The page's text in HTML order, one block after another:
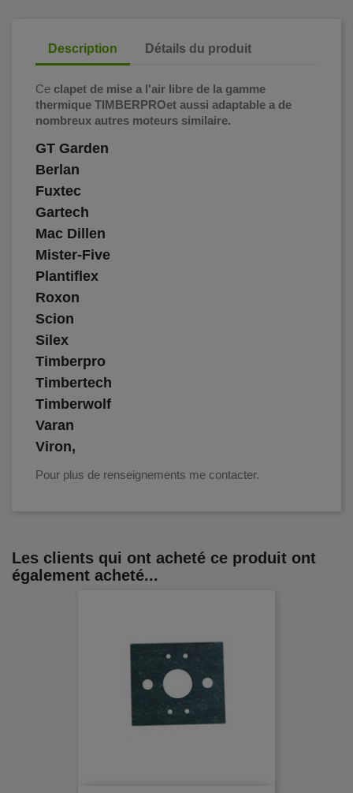
Description Détails du produit
Ce clapet de mise a l'air libre de la gamme
thermique TIMBERPROet aussi adaptable a de
nombreux autres moteurs similaire.
GT Garden
Berlan
Fuxtec
Gartech
Mac Dillen
Mister-Five
Plantiflex
Roxon
Scion
Silex
Timberpro
Timbertech
Timberwolf
Varan
Viron,
Pour plus de renseignements me contacter.
Les clients qui ont acheté ce produit ont
également acheté...